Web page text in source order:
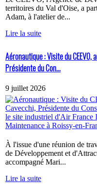
territoires du Val d'Oise, a
Adam, à l'atelier de...
Lire la suite
Aéronautique : Visite du
Présidente du Con...
9 juillet 2026
À l'issue d'une réunion de
de Développement et
accompagné Mari...
Lire la suite